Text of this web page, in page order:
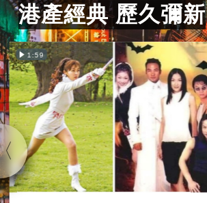
港產經典 歷久彌新
1:59